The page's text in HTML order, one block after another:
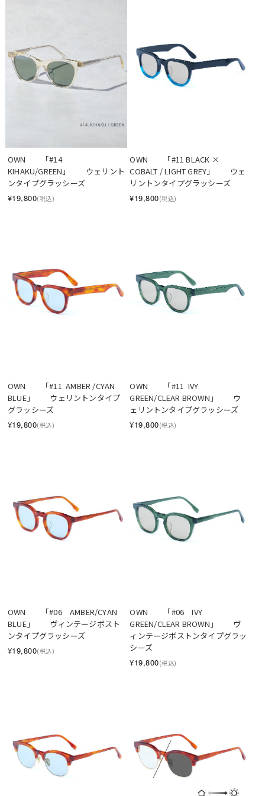
OWN　　「#14
KIHAKU/GREEN」　　ウェリント
ンタイプグラッシーズ
¥19,800(税込)
OWN　　「#11 BLACK ×
COBALT / LIGHT GREY」　　ウェ
リントンタイプグラッシーズ
¥19,800(税込)
OWN　　「#11  AMBER /CYAN
BLUE」　　ウェリントンタイプ
グラッシーズ
¥19,800(税込)
OWN　　「#11  IVY
GREEN/CLEAR BROWN」　　ウ
ェリントンタイプグラッシーズ
¥19,800(税込)
OWN　　「#06　AMBER/CYAN
BLUE」　　ヴィンテージボスト
ンタイプグラッシーズ
¥19,800(税込)
OWN　　「#06　IVY
GREEN/CLEAR BROWN」　　ヴ
ィンテージボストンタイプグラッ
シーズ
¥19,800(税込)